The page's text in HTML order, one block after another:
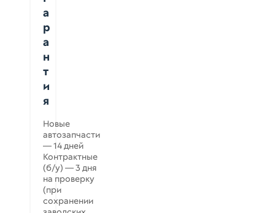
а
р
а
н
т
и
я
Новые
автозапчасти
— 14 дней
Контрактные
(б/у) — 3 дня
на проверку
(при
сохранении